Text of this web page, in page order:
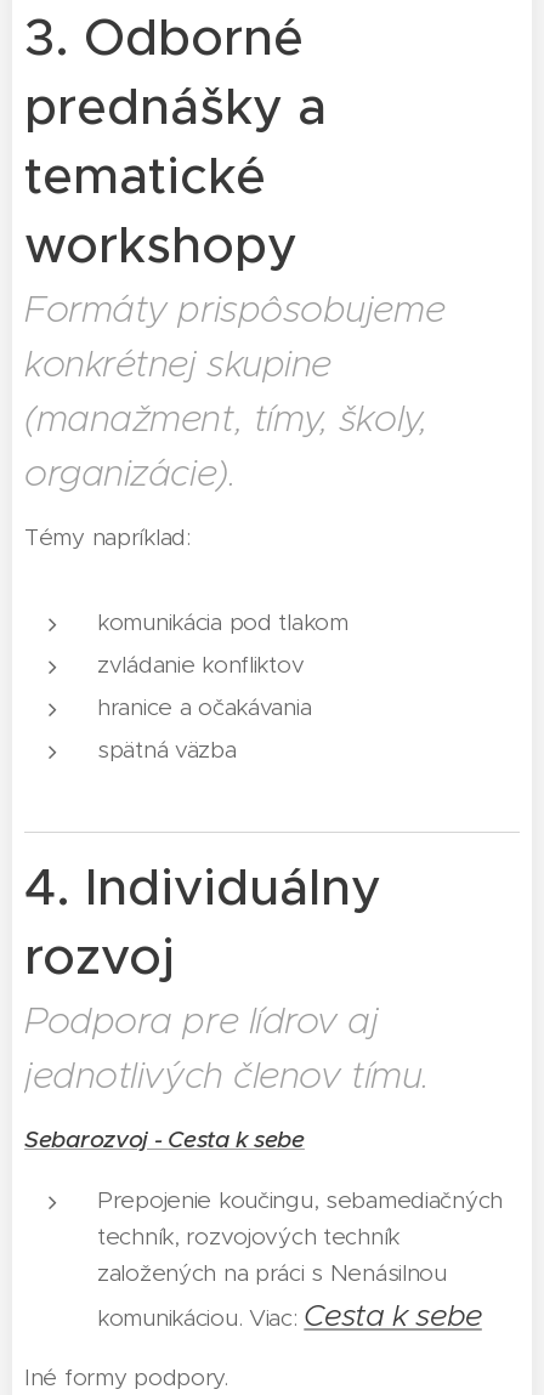
3. Odborné
prednášky a
tematické
workshopy
Formáty prispôsobujeme
konkrétnej skupine
(manažment, tímy, školy,
organizácie).
Témy napríklad:
komunikácia pod tlakom
zvládanie konfliktov
hranice a očakávania
spätná väzba
4. Individuálny
rozvoj
Podpora pre lídrov aj
jednotlivých členov tímu.
Sebarozvoj - Cesta k sebe
Prepojenie koučingu, sebamediačných
techník, rozvojových techník
založených na práci s Nenásilnou
komunikáciou. Viac: Cesta k sebe
Iné formy podpory.